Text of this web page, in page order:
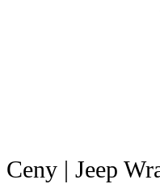
Ceny | Jeep